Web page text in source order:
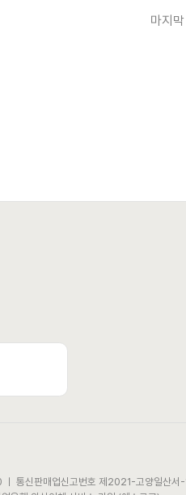
마지
통신판매업신고번호 제2021-고양일산